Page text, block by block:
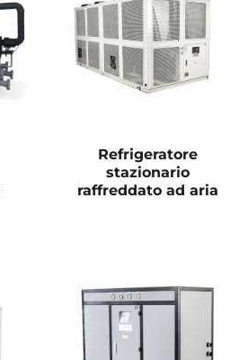
Refrigeratore
stazionario
raffreddato ad aria